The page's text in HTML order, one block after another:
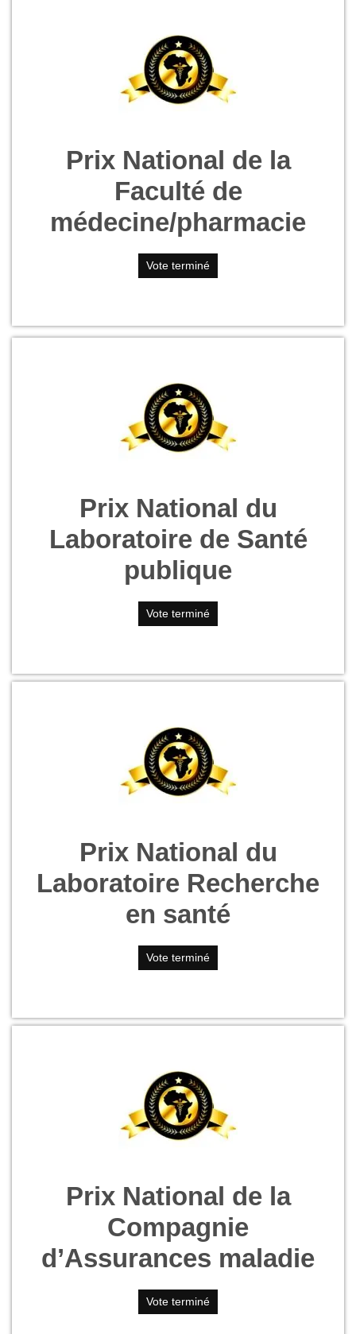
Prix National de la
Faculté de
médecine/pharmacie
Vote terminé
Prix National du
Laboratoire de Santé
publique
Vote terminé
Prix National du
Laboratoire Recherche
en santé
Vote terminé
Prix National de la
Compagnie
d’Assurances maladie
Vote terminé